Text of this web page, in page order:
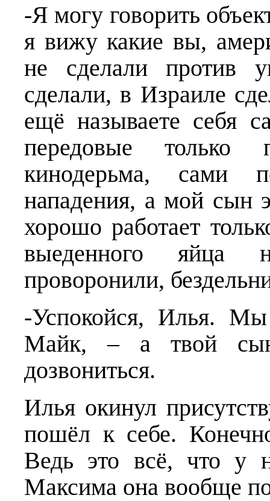
-Я могу говорить
я вижу какие вы,
не сделали против
сделали, в Израиле
ещё называете себя
передовые только
кинодерьма, сами
нападения, а мой сын
хорошо работает
выеденного яйца
проворонили,
-Успокойся, Илья.
Майк, – а твой
дозвониться.
Илья окинул
пошёл к себе.
Ведь это всё, что у
Максима она вообще